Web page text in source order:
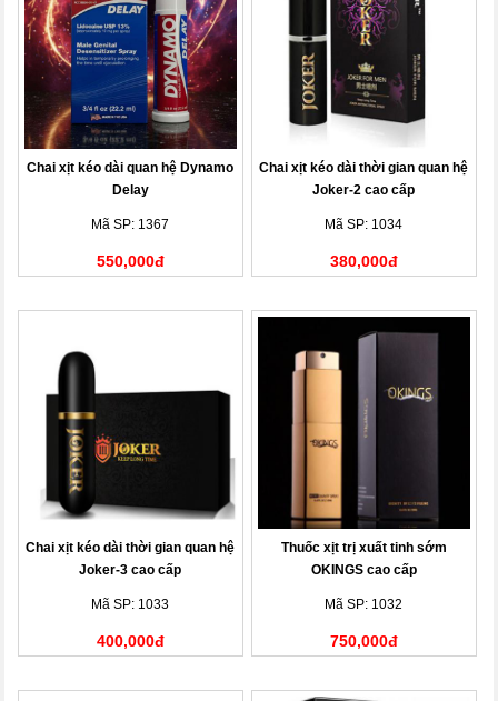
Chai xịt kéo dài quan hệ Dynamo
Delay
Mã SP: 1367
550,000đ
Chai xịt kéo dài thời gian quan hệ
Joker-2 cao cấp
Mã SP: 1034
380,000đ
Chai xịt kéo dài thời gian quan hệ
Joker-3 cao cấp
Mã SP: 1033
400,000đ
Thuốc xịt trị xuất tinh sớm
OKINGS cao cấp
Mã SP: 1032
750,000đ